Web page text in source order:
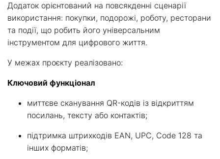
Додаток орієнтований на повсякденні сценарії
використання: покупки, подорожі, роботу, ресторани
та події, що робить його універсальним
інструментом для цифрового життя.
У межах проєкту реалізовано:
Ключовий функціонал
миттєве сканування QR-кодів із відкриттям
посилань, тексту або контактів;
підтримка штрихкодів EAN, UPC, Code 128 та
інших форматів;